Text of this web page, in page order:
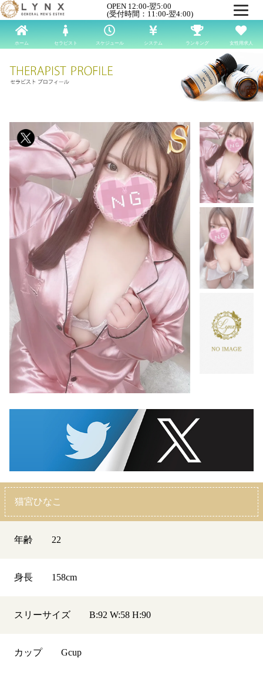
OPEN 12:00-翌5:00
(受付時間：11:00-翌4:00)
ホーム セラピスト スケジュール システム ランキング 女性用求人
猫宮ひなこ
年齢 22
身長 158cm
スリーサイズ B:92 W:58 H:90
カップ Gcup